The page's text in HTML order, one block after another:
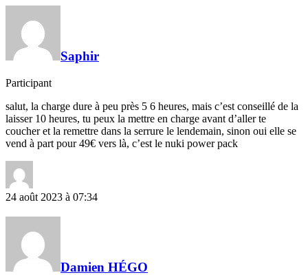
Saphir
Participant
salut, la charge dure à peu près 5 6 heures, mais c’est conseillé de la
laisser 10 heures, tu peux la mettre en charge avant d’aller te
coucher et la remettre dans la serrure le lendemain, sinon oui elle se
vend à part pour 49€ vers là, c’est le nuki power pack
24 août 2023 à 07:34
Damien HÉGO